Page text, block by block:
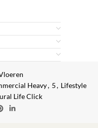
Heavy, 5, Lifestyle
Life Click